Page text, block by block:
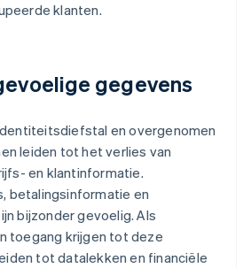
klanten.
gegevens
en overgenomen
leiden tot het verlies van
en klantinformatie.
betalingsinformatie en
bijzonder gevoelig. Als
toegang krijgen tot deze
tot datalekken en financiële